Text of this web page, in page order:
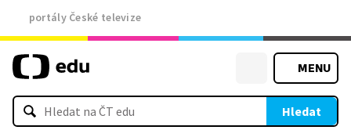
portály České televize
MENU
Hledat